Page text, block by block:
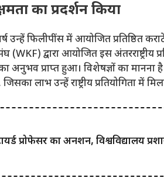
का प्रदर्शन किया
उन्हें फिलीपींस में आयोजित प्रतिष्ठित
द्वारा आयोजित इस अंतरराष्ट्रीय
अनुभव प्राप्त हुआ। विशेषज्ञों का
लाभ उन्हें राष्ट्रीय प्रतियोगिता में
प्रोफेसर का अनशन, विश्वविद्यालय